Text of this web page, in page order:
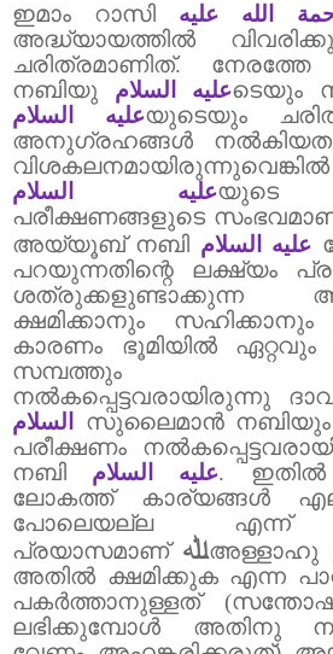
ഇമാം റാസി الله عليه
അദ്ധ്യായത്തിൽ
ചരിത്രമാണിത്.
നേരത്തേ
നബിയു
عليه السلامടെയും
عليه السلامയുടെയും
അനുഗ്രഹങ്ങൾ
عليه السلامയുടെ
പരീക്ഷണങ്ങളുടെ
അയ്യൂബ് നബി عليه السلام
പറയുന്നതിന്റെ ലക്ഷ്യം
ശത്രുക്കളുണ്ടാക്കുന്ന
ക്ഷമിക്കാനും സഹിക്കാനും
കാരണം ഭൂമിയിൽ
സമ്പത്തും
നൽകപ്പെട്ടവരായിരുന്നു
السلام
സുലൈമാൻ നബിയും
പരീക്ഷണം
നബി
عليه السلام.
ലോകത്ത് കാര്യങ്ങൾ
പോലെയല്ല എന്ന്
പ്രയാസമാണ് ﷲഅള്ളാഹു
അതിൽ ക്ഷമിക്കുക എന്ന
പകർത്താനുള്ളത്
ലഭിക്കുമ്പോൾ അതിനു